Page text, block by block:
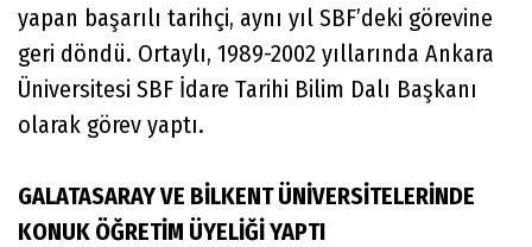
yapan başarılı tarihçi, aynı yıl SBF’deki görevine
geri döndü. Ortaylı, 1989-2002 yıllarında Ankara
Üniversitesi SBF İdare Tarihi Bilim Dalı Başkanı
olarak görev yaptı.
GALATASARAY VE BİLKENT ÜNİVERSİTELERİNDE
KONUK ÖĞRETİM ÜYELİĞİ YAPTI